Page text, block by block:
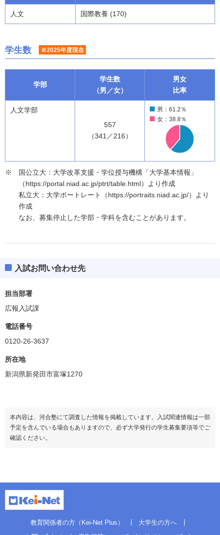
人文 国際教養 (170)
学生数 ※2025年度現在
学部
学生数
（男／女）
男女
比率
人文学部
557
（341／216）
男：61.2％
女：38.8％
国公立大：大学改革支援・学位授与機構「大学基本情報」
（https://portal.niad.ac.jp/ptrt/table.html）より作成
私立大：大学ポートレート（https://portraits.niad.ac.jp/）より
作成
なお、募集停止した学部・学科を含むことがあります。
入試お問い合わせ先
担当部署
広報入試課
電話番号
0120-26-3637
所在地
新潟県新発田市富塚1270
本内容は、河合塾にて調査した情報を掲載しています。入試関連情報は一部
予定を含んでいる場合もありますので、必ず大学発行の学生募集要項等でご
確認ください。
教育関係者の方（Kei-Net Plus）
大学生の方へ